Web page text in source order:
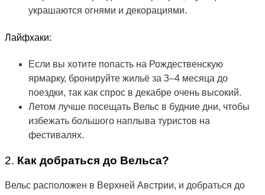
украшаются огнями и декорациями.
Лайфхаки:
Если вы хотите попасть на Рождественскую
ярмарку, бронируйте жильё за 3–4 месяца до
поездки, так как спрос в декабре очень высокий.
Летом лучше посещать Вельс в будние дни, чтобы
избежать большого наплыва туристов на
фестивалях.
2. Как добраться до Вельса?
Вельс расположен в Верхней Австрии, и добраться до